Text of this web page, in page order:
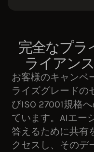
完全なプラ
ライアン
お客様のキャンペ
ライズグレードの
びISO 27001規格
ています。AIエー
答えるために共有
クセスし、そのデ